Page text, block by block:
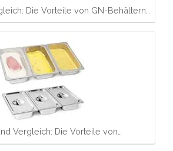
Die Vorteile von GN-Behältern…
Vergleich: Die Vorteile von…